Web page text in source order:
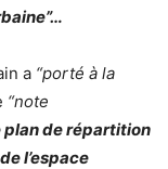
a “porté à la
“note
plan de répartition
l’espace